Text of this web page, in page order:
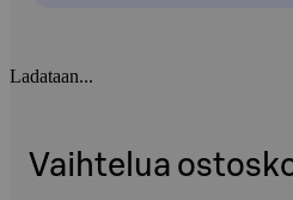
Ladataan...
Vaihtelua